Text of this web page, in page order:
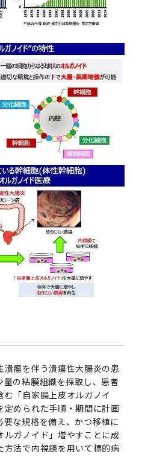
瘍を伴う潰瘍性大腸炎の患
の粘膜組織を採取し、患者
「自家腸上皮オルガノイ
定められた手順・期間に計画
な規格を備え、かつ移植に
ガノイド」増やすことに成
法で内視鏡を用いて標的病